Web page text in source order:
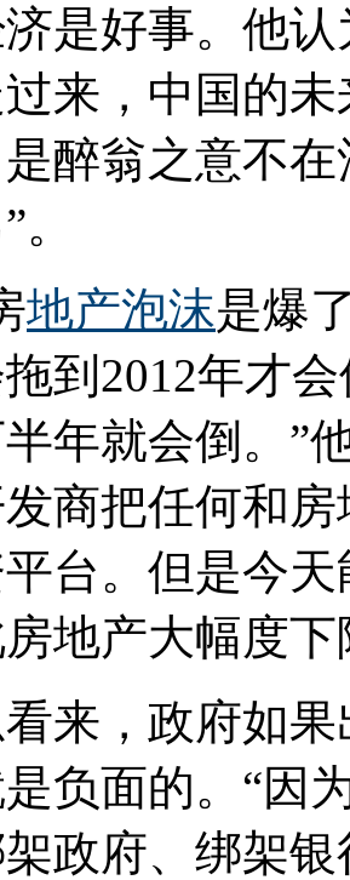
是好事。他
来，中国的
醉翁之意不
地产泡沫是爆
到2012年才
年就会倒。”
商把任何和
台。但是今
地产大幅度
来，政府如
负面的。“因
政府、绑架